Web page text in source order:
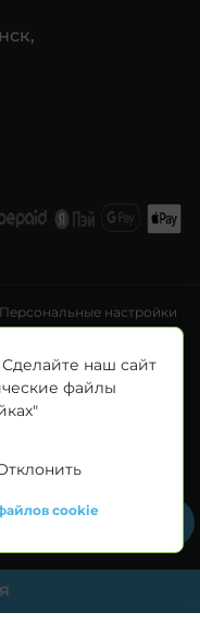
Персональные настройки
файлов cookie
14.04.2020 г.
Каскад»
носят информационный
рекомендаций.
остается исключительной
на сайте
публичной офертой.
услуги можно
наш сайт
файлы
cookie